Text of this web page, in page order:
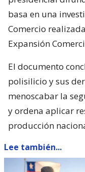
polisilicio y sus
menoscabar la
y ordena aplicar
producción
Las nuevas